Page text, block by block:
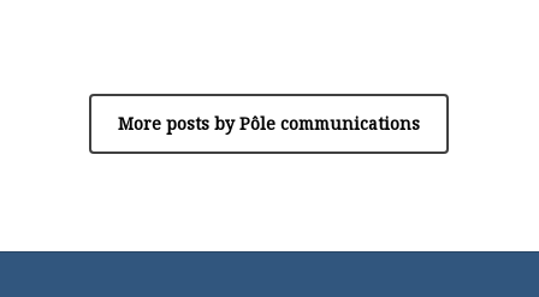
More posts by Pôle communications